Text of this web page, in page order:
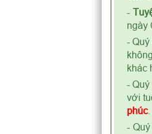
-
ngày
-
khác
-
với
phúc.
-